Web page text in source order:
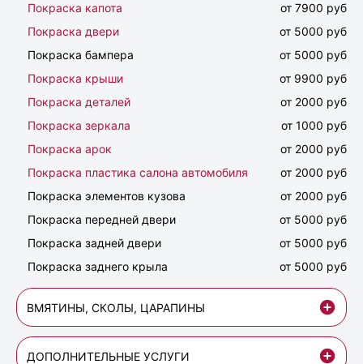
Покраска капота
от 7900 руб
Покраска двери
от 5000 руб
Покраска бампера
от 5000 руб
Покраска крыши
от 9900 руб
Покраска деталей
от 2000 руб
Покраска зеркала
от 1000 руб
Покраска арок
от 2000 руб
Покраска пластика салона автомобиля
от 2000 руб
Покраска элементов кузова
от 2000 руб
Покраска передней двери
от 5000 руб
Покраска задней двери
от 5000 руб
Покраска заднего крыла
от 5000 руб
ВМЯТИНЫ, СКОЛЫ, ЦАРАПИНЫ
ДОПОЛНИТЕЛЬНЫЕ УСЛУГИ